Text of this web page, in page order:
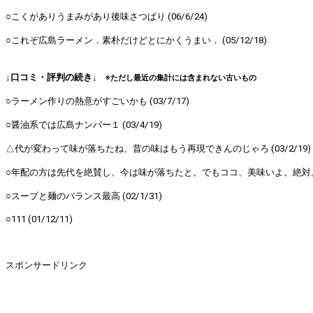
○こくがありうまみがあり後味さつぱり (06/6/24)
○これぞ広島ラーメン．素朴だけどとにかくうまい． (05/12/18)
↓口コミ・評判の続き↓ ※ただし最近の集計には含まれない古いもの
○ラーメン作りの熱意がすごいかも (03/7/17)
○醤油系では広島ナンバー１ (03/4/19)
△代が変わって味が落ちたね、昔の味はもう再現できんのじゃろ (03/2/19)
○年配の方は先代を絶賛し、今は味が落ちたと。でもココ、美味いよ。絶
○スープと麺のバランス最高 (02/1/31)
○111 (01/12/11)
スポンサードリンク